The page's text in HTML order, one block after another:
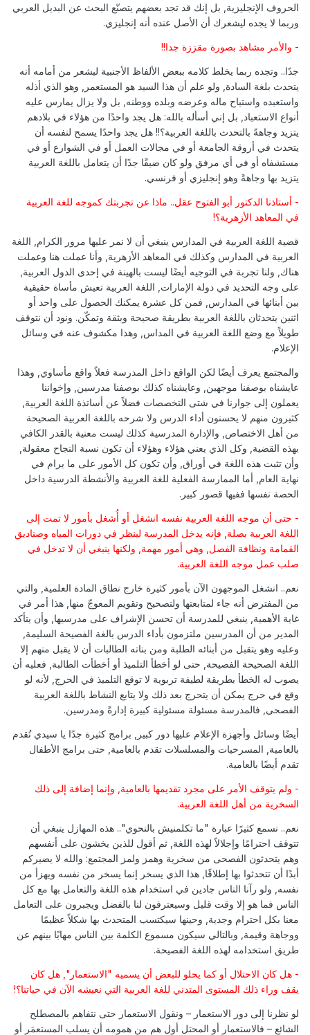
الحروف الإنجليزية, بل إنك قد تجد بعضهم يتصنّع البحث عن البديل العربي
وربما لا يجده ليشعرك أن الأصل عنده أنه إنجليزي.
- والأمر مشاهد بصورة مقززة جدا!!
جدًا.. وتجده ربما يخلط كلامه ببعض الألفاظ الأجنبية ليشعر من أمامه أنه
يتحدث بلغة السادة, ولو علم أن هذا السيد هو المستعمر, وهو الذي أذله
واستعبده واستباح ماله وعرضه وبلده ووطنه, بل ولا يزال يمارس عليه
أنواع الاستعباد, بل إني أسأله بالله: هل يجد واحدًا من هؤلاء في بلادهم
يتزيد وجاهةً بالتحدث باللغة العربية؟!! هل يجد واحدًا يسمح لنفسه أن
يتحدث في أروقة الجامعة أو في مجالات العمل أو في الشوارع أو في
مستشفاه أو في أي مرفق ولو كان ضيقًا جدًا أن يتعامل باللغة العربية
يتزيد بها وجاهةً وهو إنجليزي أو فرنسي.
- أستاذنا الدكتور أبو الفتوح عقل.. ماذا عن تجربتك كموجه للغة العربية
في المعاهد الأزهرية؟!
قضية اللغة العربية في المدارس ينبغي أن لا نمر عليها مرور الكرام, اللغة
العربية في المدارس وكذلك في المعاهد الأزهرية, وأنا عملت هنا وعملت
هناك, ولنا تجربة في التوجيه أيضًا ليست بالهينة في إحدى الدول العربية,
على وجه التحديد في دولة الإمارات, اللغة العربية تعيش مأساة حقيقية
بين أبنائها في المدارس, فمن كل عشرة يمكنك الحصول على واحد أو
اثنين يتحدثان باللغة العربية بطريقة صحيحة وبثقة وتمكّن. ونود أن نتوقف
طويلاً مع وضع اللغة العربية في المداس, وهذا مكشوف عنه في وسائل
الإعلام.
والمجتمع يعرف أيضًا لكن الواقع داخل المدرسة فعلاً واقع مأساوي, وهذا
عايشناه بوصفنا موجهين, وعايشناه كذلك بوصفنا مدرسين, وإخواننا
يعملون إلى جوارنا في شتى التخصصات فضلاً عن أساتذة اللغة العربية,
كثيرون منهم لا يحسنون أداء الدرس ولا شرحه باللغة العربية الصحيحة
من أهل الاختصاص, والإدارة المدرسية كذلك ليست معنية بالقدر الكافي
بهذه القضية, وكل الذي يعني هؤلاء وهؤلاء أن تكون نسبة النجاح معقولة,
وأن تثبت هذه اللغة في أوراق, وأن تكون كل الأمور على ما يرام في
نهاية العام, أما الممارسة الفعلية للغة العربية والأنشطة الدرسية داخل
الحصة نفسها ففيها قصور كبير.
- حتى أن موجه اللغة العربية نفسه انشغل أو أُشغل بأمور لا تمت إلى
اللغة العربية بصلة, فإنه يدخل المدرسة لينظر في دورات المياه وصناديق
القمامة ونظافة الفصل, وهي أمور مهمة, ولكنها ينبغي أن لا تدخل في
صلب عمل موجه اللغة العربية.
نعم.. انشغل الموجهون الآن بأمور كثيرة خارج نطاق المادة العلمية, والتي
من المفترض أنه جاء لمتابعتها ولتصحيح وتقويم المعوجّ منها, هذا أمر في
غاية الأهمية, ينبغي للمدرسة أن تحسن الإشراف على مدرسيها, وأن يتأكد
المدير من أن المدرسين ملتزمون بأداء الدرس بالغة الفصيحة السليمة,
وعليه وهو يتقبل من أبنائه الطلبة ومن بناته الطالبات أن لا يقبل منهم إلا
اللغة الصحيحة الفصيحة, حتى لو أخطأ التلميذ أو أخطأت الطالبة, فعليه أن
يصوب له الخطأ بطريقة لطيفة تربوية لا توقع التلميذ في الحرج, لأنه لو
وقع في حرج يمكن أن يتحرج بعد ذلك ولا يتابع النشاط باللغة العربية
الفصحى, فالمدرسة مسئولة مسئولية كبيرة إدارةً ومدرسين.
أيضًا وسائل وأجهزة الإعلام عليها دور كبير, برامج كثيرة جدًا يا سيدي تُقدم
بالعامية, المسرحيات والمسلسلات تقدم بالعامية, حتى برامج الأطفال
تقدم أيضًا بالعامية.
- ولم يتوقف الأمر على مجرد تقديمها بالعامية, وإنما إضافة إلى ذلك
السخرية من أهل اللغة العربية.
نعم.. نسمع كثيرًا عبارة "ما تكلمنيش بالنحوي".. هذه المهازل ينبغي أن
تتوقف احترامًا وإجلالاً لهذه اللغة, ثم أقول للذين يخشون على أنفسهم
وهم يتحدثون الفصحى من سخرية وهمز ولمز المجتمع: والله لا يضيركم
أبدًا أن تتحدثوا بها إطلاقًا, هذا الذي يسخر إنما يسخر من نفسه ويهزأ من
نفسه, ولو رآنا الناس جادين في استخدام هذه اللغة والتعامل بها مع كل
الناس فما هو إلا وقت قليل وسيعترفون لنا بالفضل ويجبرون على التعامل
معنا بكل احترام وجدية, وحينها سيكتسب المتحدث بها شكلاً عظيمًا
ووجاهة وقيمة, وبالتالي سيكون مسموع الكلمة بين الناس مهابًا بينهم عن
طريق استخدامه لهذه اللغة الفصيحة.
- هل كان الاحتلال أو كما يحلو للبعض أن يسميه "الاستعمار", هل كان
يقف وراء ذلك المستوى المتدني للغة العربية التي نعيشه الآن في حياتنا؟!
لو نظرنا إلى دور الاستعمار – ونقول الاستعمار حتى نتفاهم بالمصطلح
الشائع – فالاستعمار أو المحتل أول هم من همومه أن يسلب المستعمَر أو